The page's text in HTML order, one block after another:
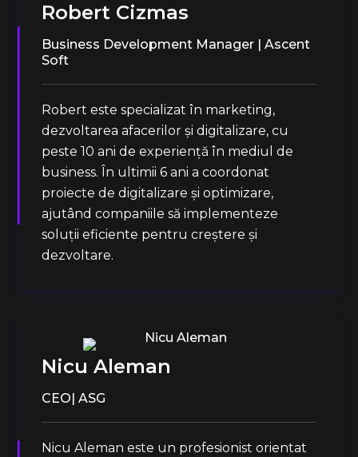
Robert Cizmas
Business Development Manager | Ascent
Soft
Robert este specializat în marketing,
dezvoltarea afacerilor și digitalizare, cu
peste 10 ani de experiență în mediul de
business. În ultimii 6 ani a coordonat
proiecte de digitalizare și optimizare,
ajutând companiile să implementeze
soluții eficiente pentru creștere și
dezvoltare.
Nicu Aleman
CEO| ASG
Nicu Aleman este un profesionist orientat